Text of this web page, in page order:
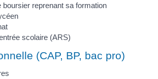
boursier reprenant sa formation
scolaire (ARS)
(CAP, BP, bac pro)